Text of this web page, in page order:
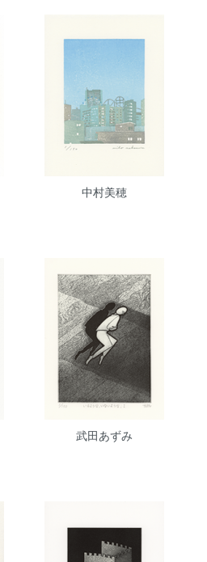
中村美穂
武田あずみ